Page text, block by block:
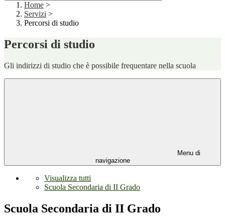
Home >
Servizi >
Percorsi di studio
Percorsi di studio
Gli indirizzi di studio che è possibile frequentare nella scuola
Menu di
navigazione
Visualizza tutti
Scuola Secondaria di II Grado
Scuola Secondaria di II Grado